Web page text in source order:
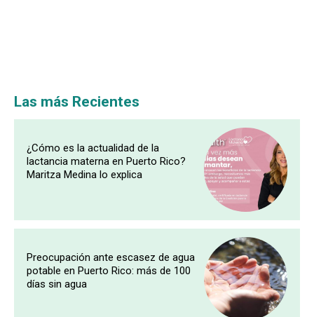
Las más Recientes
¿Cómo es la actualidad de la
lactancia materna en Puerto Rico?
Maritza Medina lo explica
Preocupación ante escasez de agua
potable en Puerto Rico: más de 100
días sin agua